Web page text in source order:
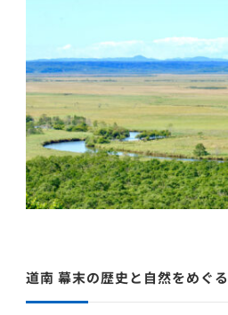
道南 幕末の歴史と自然をめぐる